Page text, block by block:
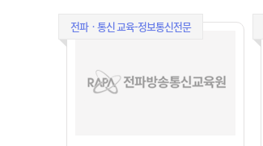
전파ㆍ통신 교육-정보통신전문